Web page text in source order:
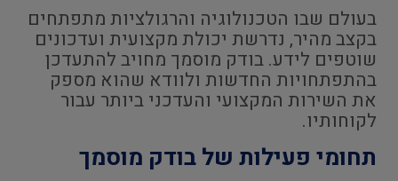
בעולם שבו הטכנולוגיה והרגולציות מתפתחים
בקצב מהיר, נדרשת יכולת מקצועית ועדכונים
שוטפים לידע. בודק מוסמך מחויב להתעדכן
בהתפתחויות החדשות ולוודא שהוא מספק
את השירות המקצועי והעדכני ביותר עבור
לקוחותיו.
תחומי פעילות של בודק מוסמך